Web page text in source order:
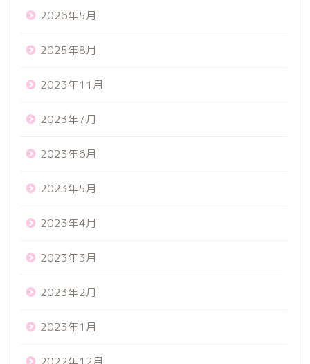
2026年5月
2025年8月
2023年11月
2023年7月
2023年6月
2023年5月
2023年4月
2023年3月
2023年2月
2023年1月